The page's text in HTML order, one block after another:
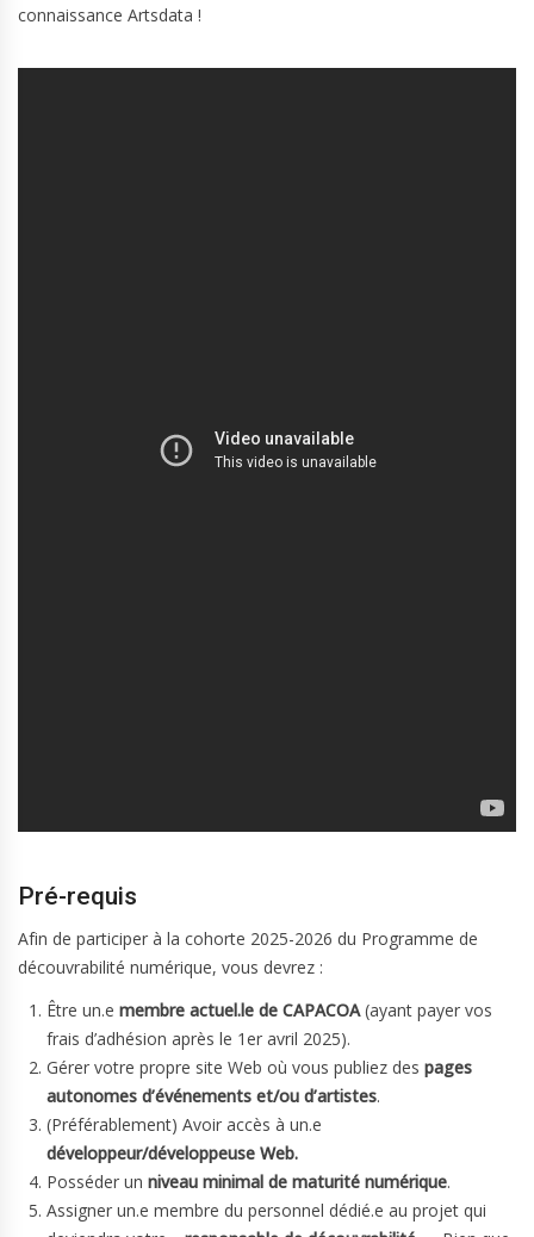
connaissance Artsdata !
Pré-requis
Afin de participer à la cohorte 2025-2026 du Programme de
découvrabilité numérique, vous devrez :
Être un.e membre actuel.le de CAPACOA(ayant payer vos
frais d’adhésion après le 1er avril 2025).
Gérer votre propre site Web où vous publiez des pages
autonomes d’événements et/ou d’artistes.
(Préférablement) Avoir accès à un.e
développeur/développeuse Web.
Posséder un niveau minimal de maturité numérique.
Assigner un.e membre du personnel dédié.e au projet qui